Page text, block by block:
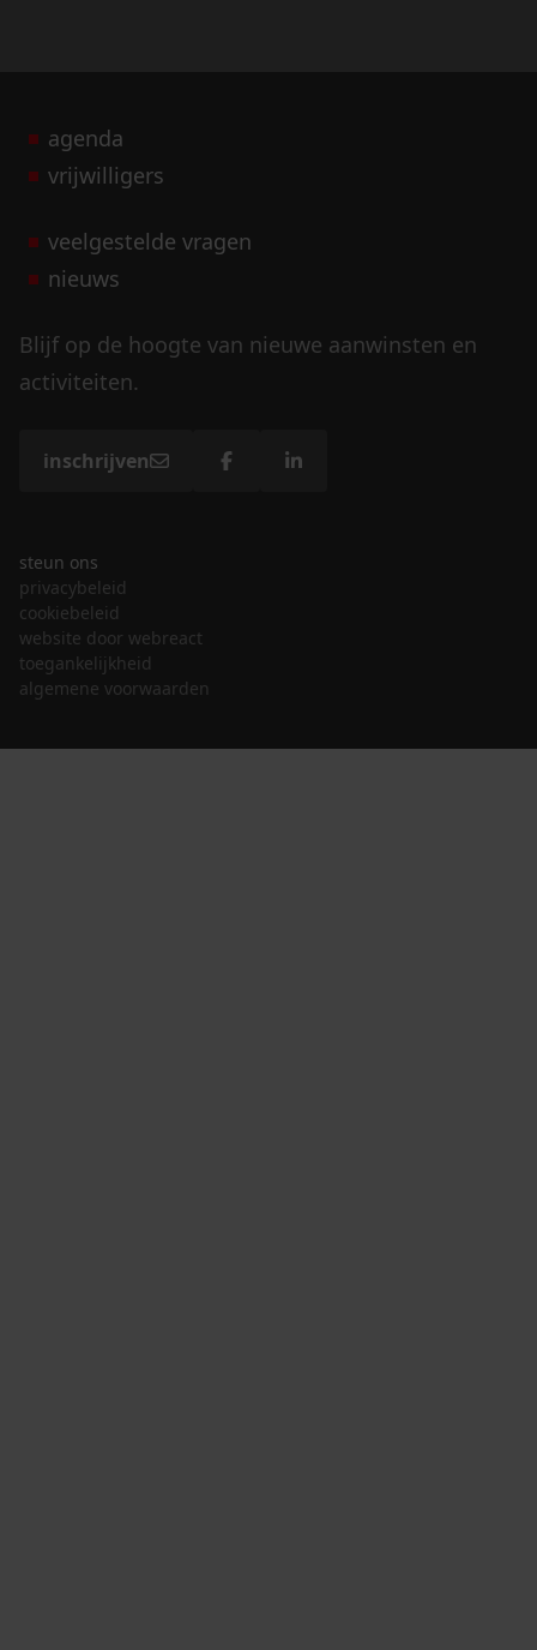
agenda
vrijwilligers
veelgestelde vragen
nieuws
Blijf op de hoogte van nieuwe aanwinsten en
activiteiten.
inschrijven
steun ons
privacybeleid
cookiebeleid
website door webreact
toegankelijkheid
algemene voorwaarden